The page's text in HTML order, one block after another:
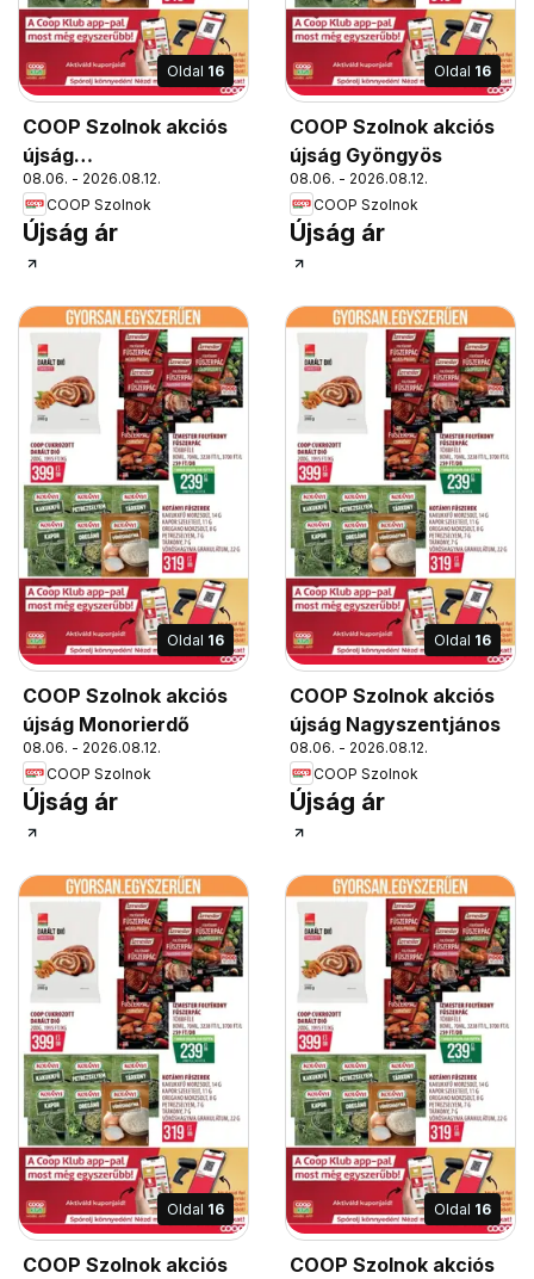
Oldal 16
COOP Szolnok akciós
újság
Békésszentandrás
08.06. - 2026.08.12.
COOP Szolnok
Újság ár
Oldal 16
COOP Szolnok akciós
újság Gyöngyös
08.06. - 2026.08.12.
COOP Szolnok
Újság ár
Oldal 16
COOP Szolnok akciós
újság Monorierdő
08.06. - 2026.08.12.
COOP Szolnok
Újság ár
Oldal 16
COOP Szolnok akciós
újság Nagyszentjános
08.06. - 2026.08.12.
COOP Szolnok
Újság ár
Oldal 16
COOP Szolnok akciós
Oldal 16
COOP Szolnok akciós